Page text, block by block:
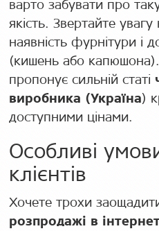
варто забувати про
якість. Звертайте
наявність фурнітури і
(кишень або
пропонує сильній статі
виробника (Україна)
доступними цінами.
Особливі
клієнтів
Хочете трохи
розпродажі в